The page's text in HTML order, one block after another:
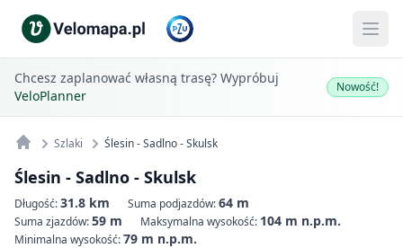
Chcesz zaplanować własną trasę? Wypróbuj
VeloPlanner
Nowość!
Szlaki Ślesin - Sadlno - Skulsk
Ślesin - Sadlno - Skulsk
Długość:31.8 km Suma podjazdów:64 m
Suma zjazdów:59 m Maksymalna wysokość: 104 m n.p.m.
Minimalna wysokość:79 m n.p.m.